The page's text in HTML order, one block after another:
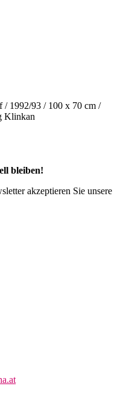
/ 1992/93 / 100 x 70 cm /
Klinkan
bleiben!
akzeptieren Sie unsere